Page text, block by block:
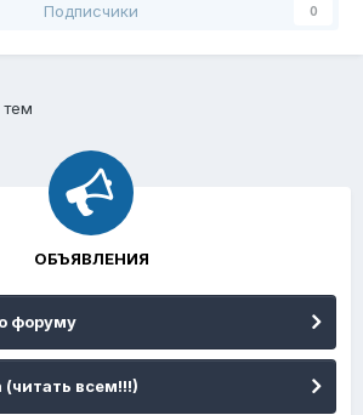
Подписчики 0
тем
ОБЪЯВЛЕНИЯ
форуму
всем!!!)